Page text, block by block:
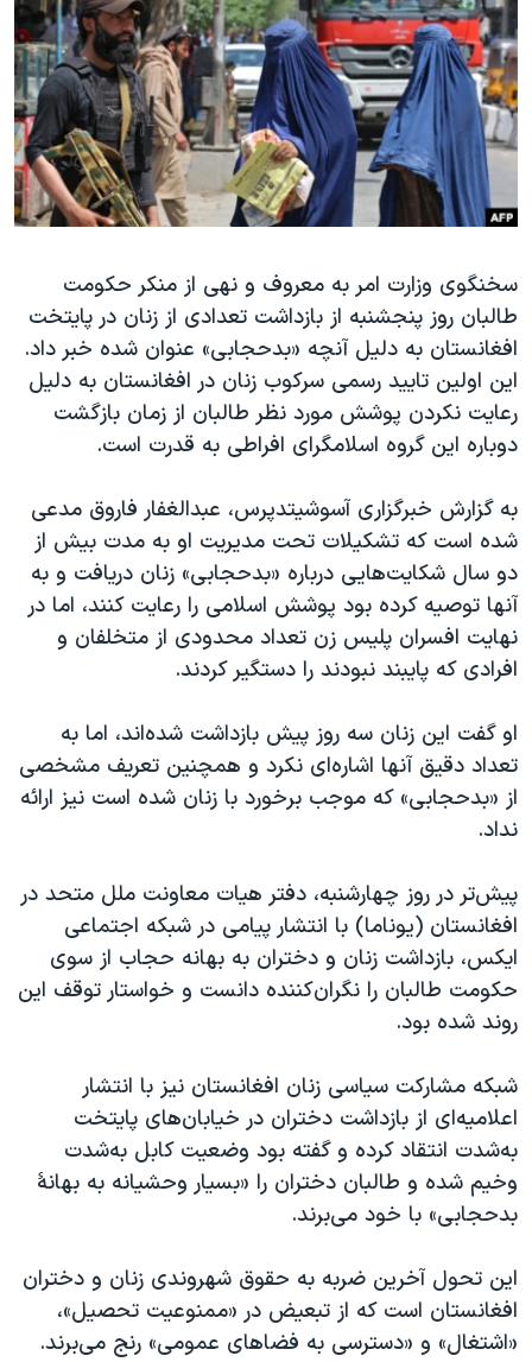
فرهنگ و زندگی
حقوق شهروندی
اقتصادی
علم و فناوری
اسرائیل در جنگ
آرشیو پخش زنده
مستندها
انتخابات ریاست جمهوری آمریکا ۲۰۲۴
حمله جمهوری اسلامی به اسرائیل
رمز مهسا
ورزش زنان در ایران
مجموعه مستندهای دادخواهی
تریبونال مردمی آبان ۹۸
دادگاه حمید نوری
چهل سال گروگان‌گیری
قانون شفافیت دارائی کادر رهبری ایران
اسرائیل در جنگ
نرگس محمدی برنده جایزه نوبل صلح
همایش محافظه‌کاران آمریکا «سی‌پک»
صفحه‌های ویژه
دنبال کنید
زبانهای مختلف
سخنگوی وزارت امر به معروف و نهی از منکر حکومت
طالبان روز پنجشنبه از بازداشت تعدادی از زنان در پایتخت
افغانستان به دلیل آنچه «بدحجابی» عنوان شده خبر داد.
این اولین تایید رسمی سرکوب زنان در افغانستان به دلیل
رعایت نکردن پوشش مورد نظر طالبان از زمان بازگشت
دوباره این گروه اسلامگرای افراطی به قدرت است.
به گزارش خبرگزاری آسوشیتد‌پرس، عبدالغفار فاروق مدعی
شده است که تشکیلات تحت مدیریت او به مدت بیش از
دو سال شکایت‌هایی درباره «بدحجابی» زنان دریافت و به
آنها توصیه کرده بود پوشش اسلامی را رعایت کنند، اما در
نهایت افسران پلیس زن تعداد محدودی از متخلفان و
افرادی که پایبند نبودند را دستگیر کردند.
او گفت این زنان سه روز پیش بازداشت شده‌اند، اما به
تعداد دقیق آنها اشاره‌ای نکرد و همچنین تعریف مشخصی
از «بدحجابی» که موجب برخورد با زنان شده است نیز ارائه
نداد.
پیش‌تر در روز چهارشنبه، دفتر هیات معاونت ملل متحد در
افغانستان (یوناما) با انتشار پیامی در شبکه اجتماعی
ایکس، بازداشت زنان و دختران به بهانه حجاب از سوی
حکومت طالبان را نگران‌کننده دانست و خواستار توقف این
روند شده بود.
شبکه مشارکت سیاسی زنان افغانستان نیز با انتشار
اعلامیه‌ای از بازداشت دختران در خیابان‌های پایتخت
به‌شدت انتقاد کرده و گفته بود وضعیت کابل به‌شدت
وخیم شده و طالبان دختران را «بسیار وحشیانه به بهانۀ
بدحجابی» با خود می‌برند.
این تحول آخرین ضربه به حقوق شهروندی زنان و دختران
افغانستان است که از تبعیض در «ممنوعیت تحصیل»،
«اشتغال» و «دسترسی به فضاهای عمومی» رنج می‌برند.